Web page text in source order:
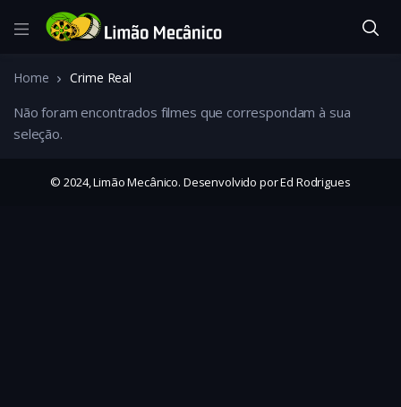
Home Crime Real
Não foram encontrados filmes que correspondam à sua
seleção.
© 2024, Limão Mecânico. Desenvolvido por Ed Rodrigues